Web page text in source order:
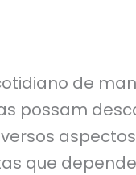
de
possam
que